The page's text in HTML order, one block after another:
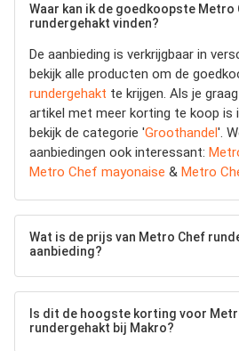
Waar kan ik de goedkoopste Metro
rundergehakt vinden?
De aanbieding is verkrijgbaar in
bekijk alle producten om de
rundergehakt te krijgen. Als je
artikel met meer korting te koop is
bekijk de categorie 'Groothandel'.
aanbiedingen ook interessant:
Metro Chef mayonaise & Metro
Wat is de prijs van Metro Chef
aanbieding?
Is dit de hoogste korting voor
rundergehakt bij Makro?